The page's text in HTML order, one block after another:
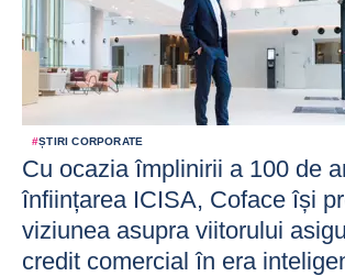
#ȘTIRI CORPORATE
Cu ocazia împlinirii a 100 de
înființarea ICISA, Coface își
viziunea asupra viitorului
credit comercial în era